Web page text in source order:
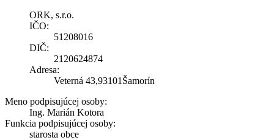
ORK, s.r.o.
IČO:
51208016
DIČ:
2120624874
Adresa:
Veterná 43,93101Šamorín
Meno podpisujúcej osoby:
Ing. Marián Kotora
Funkcia podpisujúcej osoby:
starosta obce